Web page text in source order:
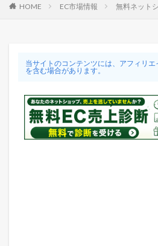
HOME EC市場情報 無料ネット
当サイトのコンテンツには、アフィリ
を含む場合があります。